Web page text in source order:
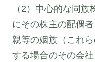
（2）中心的な同
にその株主の配偶
親等の姻族（これ
する場合のその会